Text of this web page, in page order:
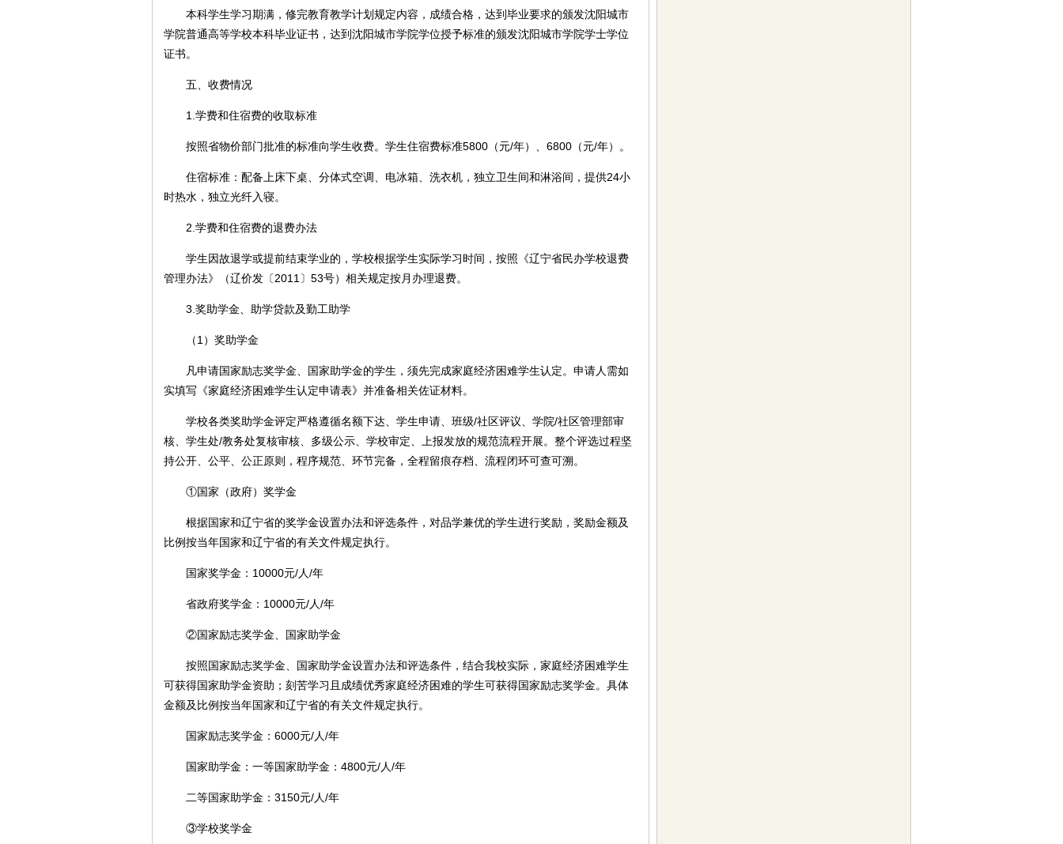
本科学生学习期满，修完教育教学计划规定内容，成绩合格，达到毕业要求的颁发沈阳城市
学院普通高等学校本科毕业证书，达到沈阳城市学院学位授予标准的颁发沈阳城市学院学士学位
证书。
五、收费情况
1.学费和住宿费的收取标准
按照省物价部门批准的标准向学生收费。学生住宿费标准5800（元/年）、6800（元/年）。
住宿标准：配备上床下桌、分体式空调、电冰箱、洗衣机，独立卫生间和淋浴间，提供24小
时热水，独立光纤入寝。
2.学费和住宿费的退费办法
学生因故退学或提前结束学业的，学校根据学生实际学习时间，按照《辽宁省民办学校退费
管理办法》（辽价发〔2011〕53号）相关规定按月办理退费。
3.奖助学金、助学贷款及勤工助学
（1）奖助学金
凡申请国家励志奖学金、国家助学金的学生，须先完成家庭经济困难学生认定。申请人需如
实填写《家庭经济困难学生认定申请表》并准备相关佐证材料。
学校各类奖助学金评定严格遵循名额下达、学生申请、班级/社区评议、学院/社区管理部审
核、学生处/教务处复核审核、多级公示、学校审定、上报发放的规范流程开展。整个评选过程坚
持公开、公平、公正原则，程序规范、环节完备，全程留痕存档、流程闭环可查可溯。
①国家（政府）奖学金
根据国家和辽宁省的奖学金设置办法和评选条件，对品学兼优的学生进行奖励，奖励金额及
比例按当年国家和辽宁省的有关文件规定执行。
国家奖学金：10000元/人/年
省政府奖学金：10000元/人/年
②国家励志奖学金、国家助学金
按照国家励志奖学金、国家助学金设置办法和评选条件，结合我校实际，家庭经济困难学生
可获得国家助学金资助；刻苦学习且成绩优秀家庭经济困难的学生可获得国家励志奖学金。具体
金额及比例按当年国家和辽宁省的有关文件规定执行。
国家励志奖学金：6000元/人/年
国家助学金：一等国家助学金：4800元/人/年
二等国家助学金：3150元/人/年
③学校奖学金